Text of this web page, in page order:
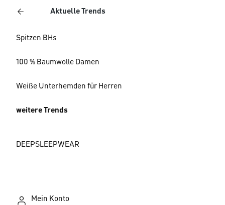
Aktuelle Trends
Spitzen BHs
100 % Baumwolle Damen
Weiße Unterhemden für Herren
weitere Trends
DEEPSLEEPWEAR
Mein Konto